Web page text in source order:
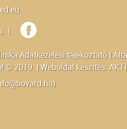
1.
Adatkezelési tájékoztató|
© 2019. | Weboldal készítés:
)